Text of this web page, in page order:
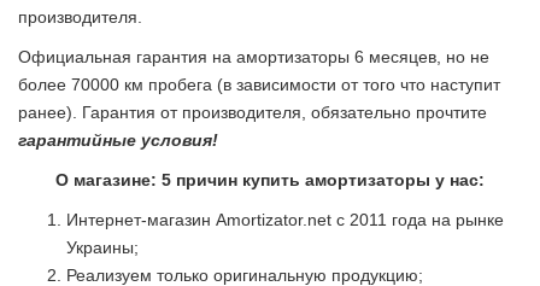
производителя.
Официальная гарантия на амортизаторы 6 месяцев, но не
более 70000 км пробега (в зависимости от того что наступит
ранее). Гарантия от производителя, обязательно прочтите
гарантийные условия!
О магазине: 5 причин купить амортизаторы у нас:
Интернет-магазин Amortizator.net с 2011 года на рынке
Украины;
Реализуем только оригинальную продукцию;